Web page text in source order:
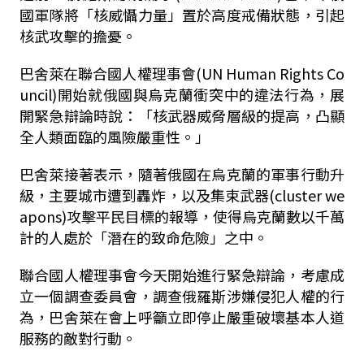
國軍隊將「核威懾力量」置於高度戒備狀態，引起
核武攻擊的擔憂。
巴舍萊在聯合國人權理事會(UN Human Rights Co
uncil)開始就俄國與烏克蘭衝突中的違法行為，展
開緊急辯論時說：「核武器威脅層級的提高，凸顯
全人類面臨的風險嚴重性。」
巴舍萊接著表示，隨著俄國在烏克蘭的軍事行動升
級，主要城市遭到轟炸，以及集束武器(cluster we
apons)攻擊平民目標的報導，使得烏克蘭數以千萬
計的人處於「潛在的致命危險」之中。
聯合國人權理事會今天開始進行緊急辯論，考慮成
立一個調查委員會，調查俄羅斯涉嫌侵犯人權的行
為，巴舍萊在會上呼籲立即停止嚴重破壞基本人道
服務的敵對行動。